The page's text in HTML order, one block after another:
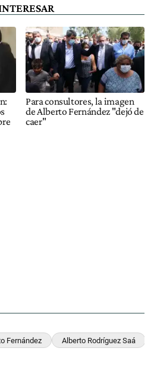
Para consultores, la imagen
de Alberto Fernández "dejó de
caer"
Fernández Alberto Rodríguez Saá